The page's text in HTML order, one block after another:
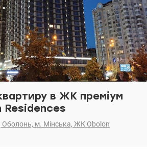
в ЖК преміум
Residences
Оболонь, м. Мінська, ЖК Obolon